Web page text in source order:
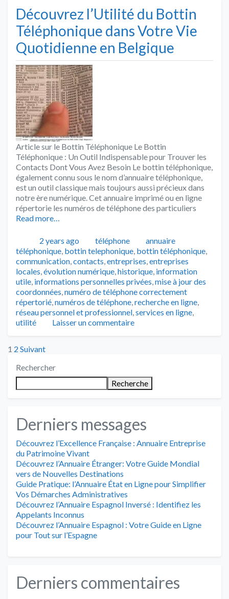
Découvrez l’Utilité du Bottin
Téléphonique dans Votre Vie
Quotidienne en Belgique
Article sur le Bottin Téléphonique Le Bottin
Téléphonique : Un Outil Indispensable pour Trouver les
Contacts Dont Vous Avez Besoin Le bottin téléphonique,
également connu sous le nom d’annuaire téléphonique,
est un outil classique mais toujours aussi précieux dans
notre ère numérique. Cet annuaire imprimé ou en ligne
répertorie les numéros de téléphone des particuliers
Read more…
Publié2 years ago Catégories
téléphone Tags
annuaire
téléphonique, bottin telephonique, bottin téléphonique,
communication,contacts,entreprises,entreprises
locales,évolution numérique,historique, information
utile, informations personnelles privées,mise à jour des
coordonnées,numéro de téléphone correctement
répertorié,numéros de téléphone,recherche en ligne,
réseau personnel et professionnel,services en ligne,
utilité
Laisser un commentaire
Posts
pagination
1 2 Suivant
Rechercher
Recherche
Derniers messages
Découvrez l’Excellence Française : Annuaire Entreprise
du Patrimoine Vivant
Découvrez l’Annuaire Étranger: Votre Guide Mondial
vers de Nouvelles Destinations
Guide Pratique: l’Annuaire État en Ligne pour Simplifier
Vos Démarches Administratives
Découvrez l’Annuaire Espagnol Inversé : Identifiez les
Appelants Inconnus
Découvrez l’Annuaire Espagnol : Votre Guide en Ligne
pour Tout sur l’Espagne
Derniers commentaires